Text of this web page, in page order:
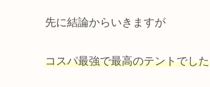
先に結論からいきますが
コスパ最強で最高のテントでした